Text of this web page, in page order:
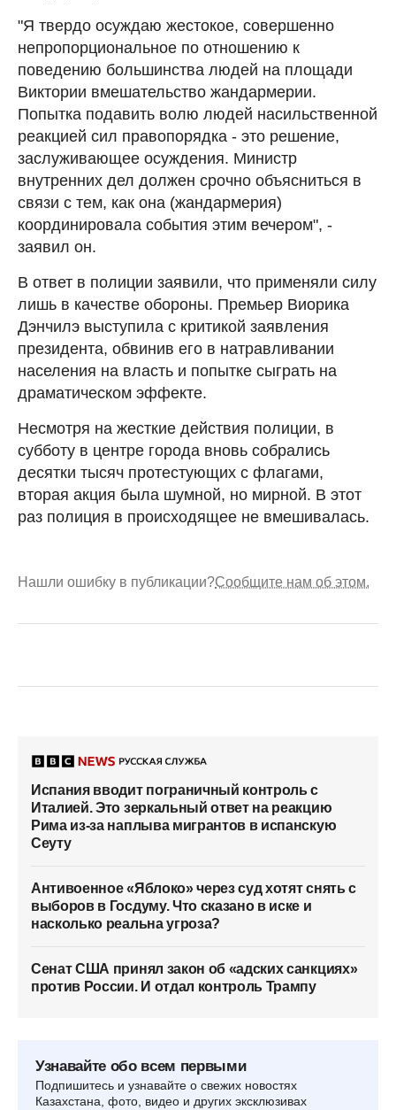
"Я твердо осуждаю жестокое, совершенно
непропорциональное по отношению к
поведению большинства людей на площади
Виктории вмешательство жандармерии.
Попытка подавить волю людей насильственной
реакцией сил правопорядка - это решение,
заслуживающее осуждения. Министр
внутренних дел должен срочно объясниться в
связи с тем, как она (жандармерия)
координировала события этим вечером", -
заявил он.
В ответ в полиции заявили, что применяли силу
лишь в качестве обороны. Премьер Виорика
Дэнчилэ выступила с критикой заявления
президента, обвинив его в натравливании
населения на власть и попытке сыграть на
драматическом эффекте.
Несмотря на жесткие действия полиции, в
субботу в центре города вновь собрались
десятки тысяч протестующих с флагами,
вторая акция была шумной, но мирной. В этот
раз полиция в происходящее не вмешивалась.
Нашли ошибку в публикации?Сообщите нам об этом.
Испания вводит пограничный контроль с
Италией. Это зеркальный ответ на реакцию
Рима из-за наплыва мигрантов в испанскую
Сеуту
Антивоенное «Яблоко» через суд хотят снять с
выборов в Госдуму. Что сказано в иске и
насколько реальна угроза?
Сенат США принял закон об «адских санкциях»
против России. И отдал контроль Трампу
Узнавайте обо всем первыми
Подпишитесь и узнавайте о свежих новостях
Казахстана, фото, видео и других эксклюзивах